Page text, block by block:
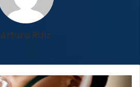
Arturo Ruiz